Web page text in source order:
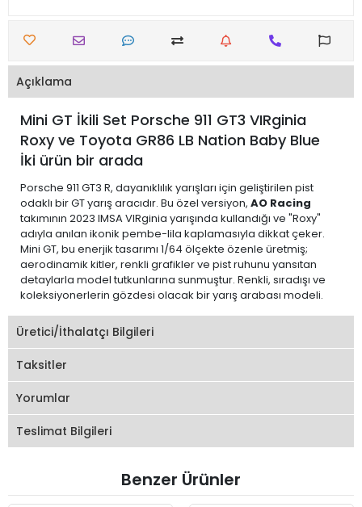
Açıklama
Mini GT İkili Set Porsche 911 GT3 VIRginia
Roxy ve Toyota GR86 LB Nation Baby Blue
İki ürün bir arada
Porsche 911 GT3 R, dayanıklılık yarışları için geliştirilen pist
odaklı bir GT yarış aracıdır. Bu özel versiyon, AO Racing
takımının 2023 IMSA VIRginia yarışında kullandığı ve "Roxy"
adıyla anılan ikonik pembe-lila kaplamasıyla dikkat çeker.
Mini GT, bu enerjik tasarımı 1/64 ölçekte özenle üretmiş;
aerodinamik kitler, renkli grafikler ve pist ruhunu yansıtan
detaylarla model tutkunlarına sunmuştur. Renkli, sıradışı ve
koleksiyonerlerin gözdesi olacak bir yarış arabası modeli.
Üretici/İthalatçı Bilgileri
Taksitler
Yorumlar
Teslimat Bilgileri
Benzer Ürünler